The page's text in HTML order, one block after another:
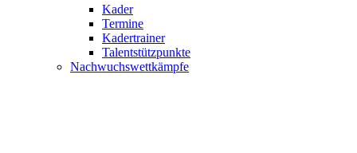
Kader
Termine
Kadertrainer
Talentstützpunkte
Nachwuchswettkämpfe